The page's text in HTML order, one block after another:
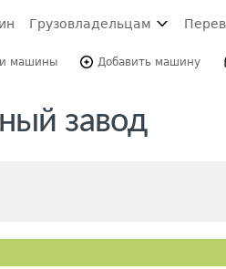
Грузовладельцам
машины Добавить машину
завод